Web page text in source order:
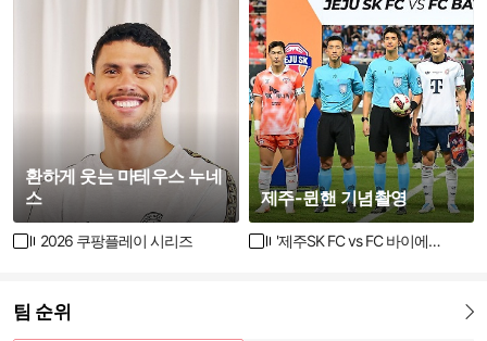
환하게 웃는 마테우스 누네
스
2026 쿠팡플레이 시리즈
제주-뮌핸 기념촬영
'제주SK FC vs FC 바이에른 뮌헨' 2026 아우디 풋볼 서밋
팀 순위